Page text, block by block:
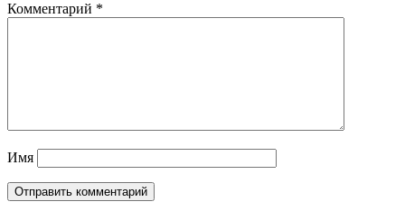
Комментарий *
Имя